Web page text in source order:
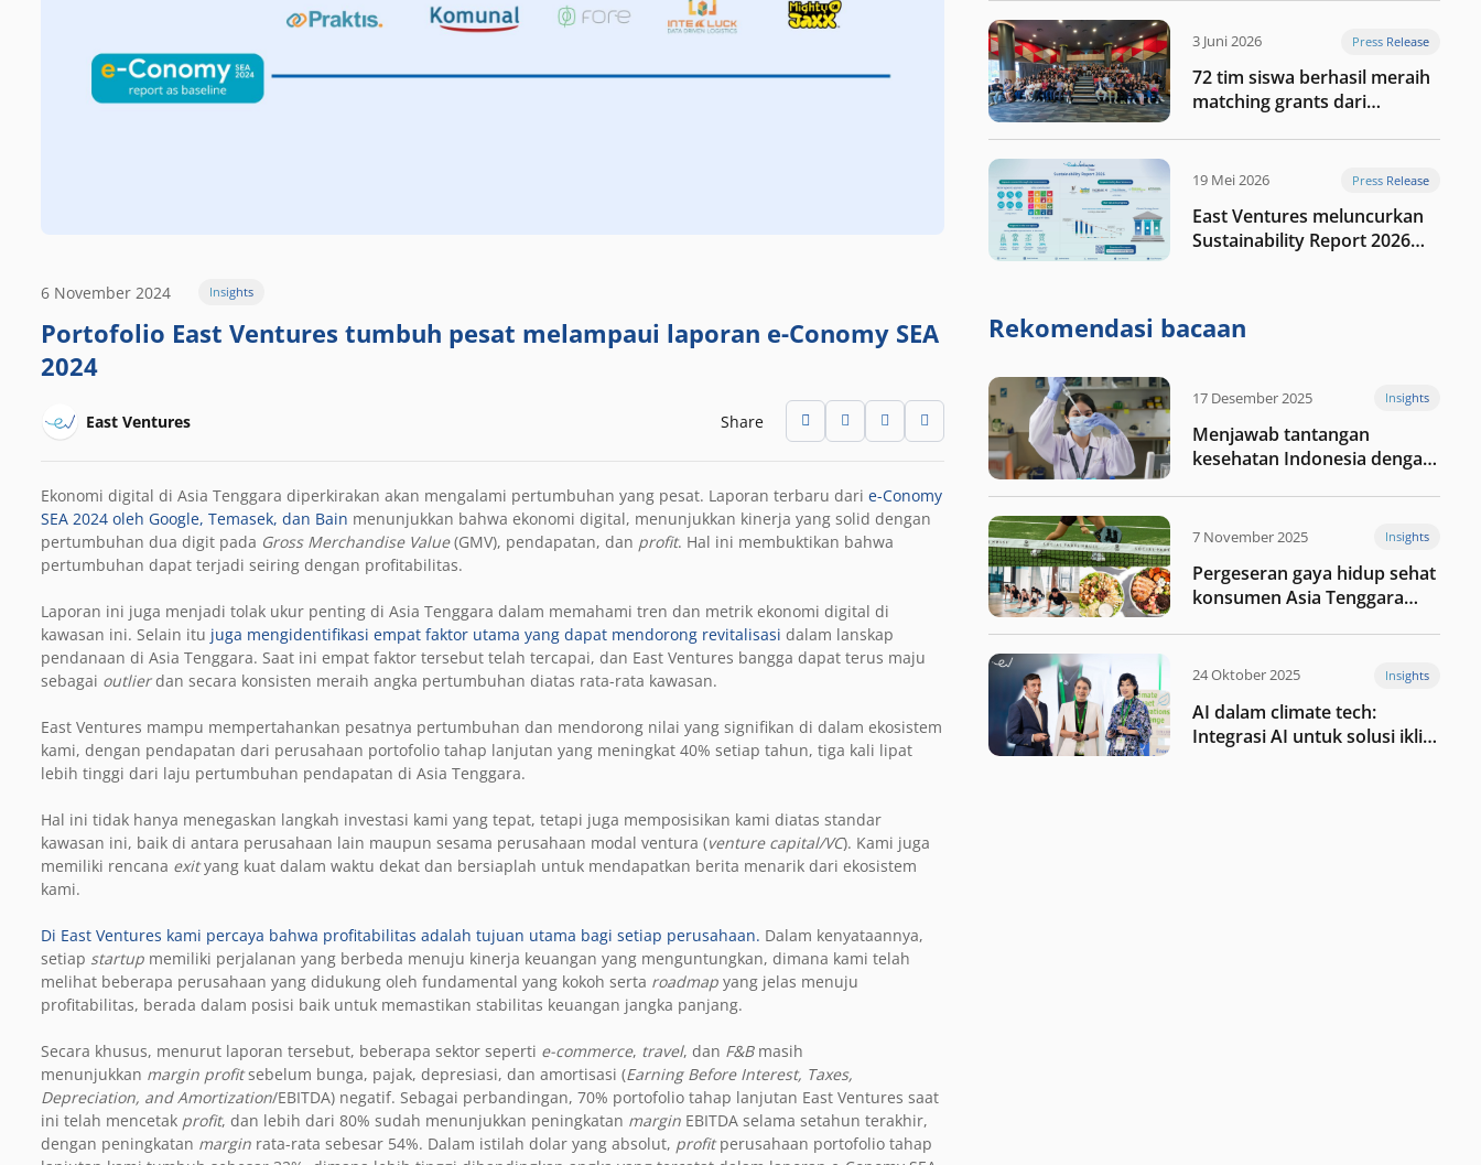
6 November 2024 Insights
Portofolio East Ventures tumbuh pesat melampaui laporan e-Conomy SEA
2024
East Ventures Share
Ekonomi digital di Asia Tenggara diperkirakan akan mengalami pertumbuhan yang pesat. Laporan terbaru dari e-Conomy
SEA 2024 oleh Google, Temasek, dan Bain menunjukkan bahwa ekonomi digital, menunjukkan kinerja yang solid dengan
pertumbuhan dua digit pada Gross Merchandise Value(GMV), pendapatan, dan profit. Hal ini membuktikan bahwa
pertumbuhan dapat terjadi seiring dengan profitabilitas.
Laporan ini juga menjadi tolak ukur penting di Asia Tenggara dalam memahami tren dan metrik ekonomi digital di
kawasan ini. Selain itu juga mengidentifikasi empat faktor utama yang dapat mendorong revitalisasi dalam lanskap
pendanaan di Asia Tenggara. Saat ini empat faktor tersebut telah tercapai, dan East Ventures bangga dapat terus maju
sebagai outlierdan secara konsisten meraih angka pertumbuhan diatas rata-rata kawasan.
East Ventures mampu mempertahankan pesatnya pertumbuhan dan mendorong nilai yang signifikan di dalam ekosistem
kami, dengan pendapatan dari perusahaan portofolio tahap lanjutan yang meningkat 40% setiap tahun, tiga kali lipat
lebih tinggi dari laju pertumbuhan pendapatan di Asia Tenggara.
Hal ini tidak hanya menegaskan langkah investasi kami yang tepat, tetapi juga memposisikan kami diatas standar
kawasan ini, baik di antara perusahaan lain maupun sesama perusahaan modal ventura (venture capital/VC). Kami juga
memiliki rencana exityang kuat dalam waktu dekat dan bersiaplah untuk mendapatkan berita menarik dari ekosistem
kami.
Di East Ventures kami percaya bahwa profitabilitas adalah tujuan utama bagi setiap perusahaan. Dalam kenyataannya,
setiap startup memiliki perjalanan yang berbeda menuju kinerja keuangan yang menguntungkan, dimana kami telah
melihat beberapa perusahaan yang didukung oleh fundamental yang kokoh serta roadmap yang jelas menuju
profitabilitas, berada dalam posisi baik untuk memastikan stabilitas keuangan jangka panjang.
Secara khusus, menurut laporan tersebut, beberapa sektor seperti e-commerce, travel, dan F&Bmasih
menunjukkan margin profitsebelum bunga, pajak, depresiasi, dan amortisasi (Earning Before Interest, Taxes,
Depreciation, and Amortization/EBITDA) negatif. Sebagai perbandingan, 70% portofolio tahap lanjutan East Ventures saat
ini telah mencetak profit, dan lebih dari 80% sudah menunjukkan peningkatan margin EBITDA selama setahun terakhir,
dengan peningkatan margin rata-rata sebesar 54%. Dalam istilah dolar yang absolut, profitperusahaan portofolio tahap
3 Juni 2026 Press Release
72 tim siswa berhasil meraih
matching grants dari
19 Mei 2026 Press Release
East Ventures meluncurkan
Sustainability Report 2026
Rekomendasi bacaan
17 Desember 2025 Insights
Menjawab tantangan
kesehatan Indonesia dengan
7 November 2025 Insights
Pergeseran gaya hidup sehat
konsumen Asia Tenggara
24 Oktober 2025 Insights
AI dalam climate tech:
Integrasi AI untuk solusi iklim